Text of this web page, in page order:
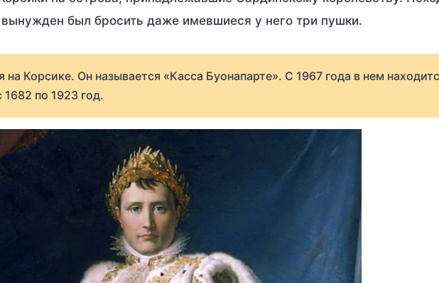
был бросить даже имевшиеся у него три пушки.
Корсике. Он называется «Касса Буонапарте». С 1967 года в нем
по 1923 год.